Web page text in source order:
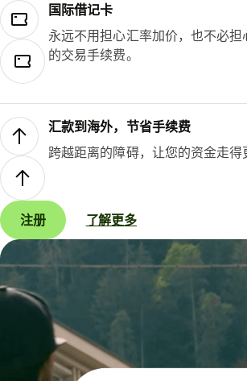
国际借记卡
永远不用担心汇率加价，也不必
的交易手续费。
汇款到海外，节省手续费
跨越距离的障碍，让您的资金走得
注册 了解更多